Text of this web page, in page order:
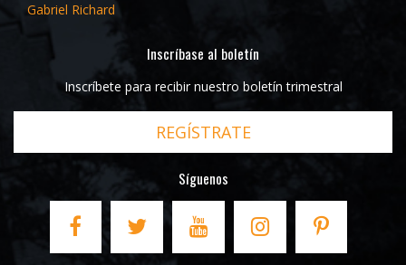
Gabriel Richard
Inscríbase al boletín
Inscríbete para recibir nuestro boletín trimestral
REGÍSTRATE
Síguenos